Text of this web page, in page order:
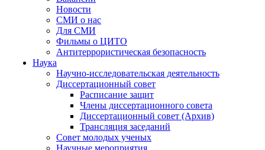
Новости
СМИ о нас
Для СМИ
Фильмы о ЦИТО
Антитеррористическая безопасность
Наука
Научно-исследовательская деятельность
Диссертационный совет
Расписание защит
Члены диссертационного совета
Диссертационный совет (Архив)
Трансляция заседаний
Совет молодых ученых
Научные мероприятия